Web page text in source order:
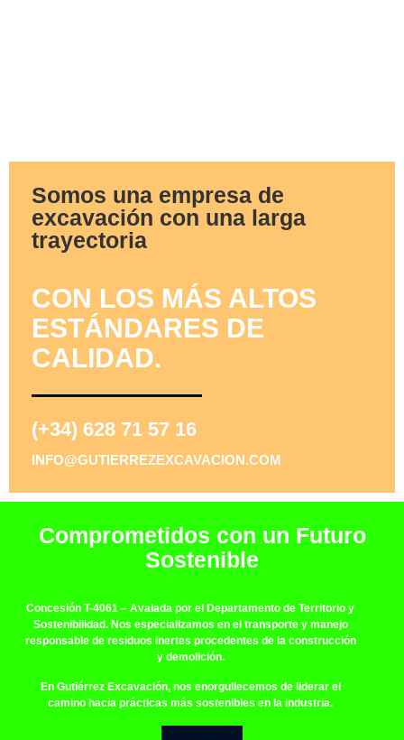
Somos una empresa de
excavación con una larga
trayectoria
CON LOS MÁS ALTOS
ESTÁNDARES DE
CALIDAD.
(+34) 628 71 57 16
INFO@GUTIERREZEXCAVACION.COM
Comprometidos con un Futuro
Sostenible
Concesión T-4061 – Avalada por el Departamento de Territorio y
Sostenibilidad. Nos especializamos en el transporte y manejo
responsable de residuos inertes procedentes de la construcción
y demolición.
En Gutiérrez Excavación, nos enorgullecemos de liderar el
camino hacia prácticas más sostenibles en la industria.